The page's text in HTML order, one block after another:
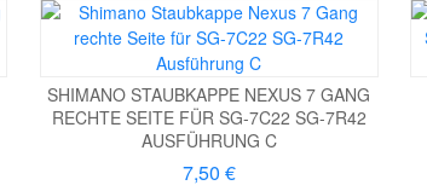
SHIMANO STAUBKAPPE NEXUS 7 GANG
RECHTE SEITE FÜR SG-7C22 SG-7R42
AUSFÜHRUNG C
7,50 €